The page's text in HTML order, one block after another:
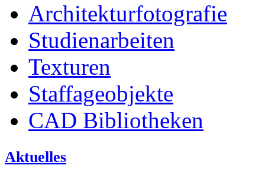
Architekturfotografie
Studienarbeiten
Texturen
Staffageobjekte
CAD Bibliotheken
Aktuelles